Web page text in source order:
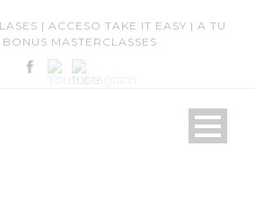
| ACCESO TAKE IT EASY | A TU
BONUS MASTERCLASSES